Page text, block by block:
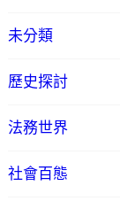
未分類
歷史探討
法務世界
社會百態